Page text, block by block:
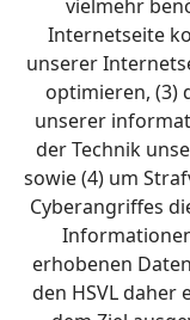
vielmehr
Internetseite
unserer
optimieren, (3)
unserer
der Technik
sowie (4) um
Cyberangriffes
erhobenen
den HSVL